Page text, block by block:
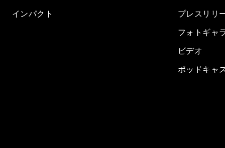
インパクト
プレスリリ
フォトギャ
ビデオ
ポッドキャ